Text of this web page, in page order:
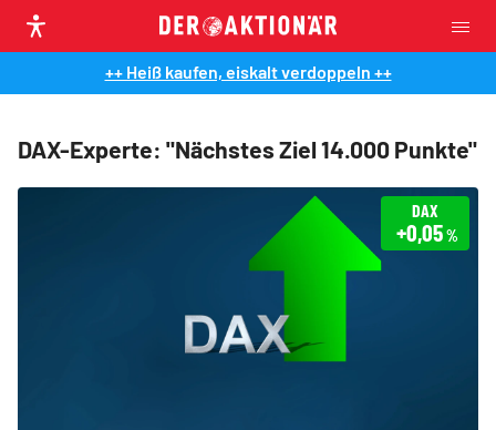
++ Heiß kaufen, eiskalt verdoppeln ++
DAX-Experte: "Nächstes Ziel 14.000 Punkte"
DAX
+0,05%